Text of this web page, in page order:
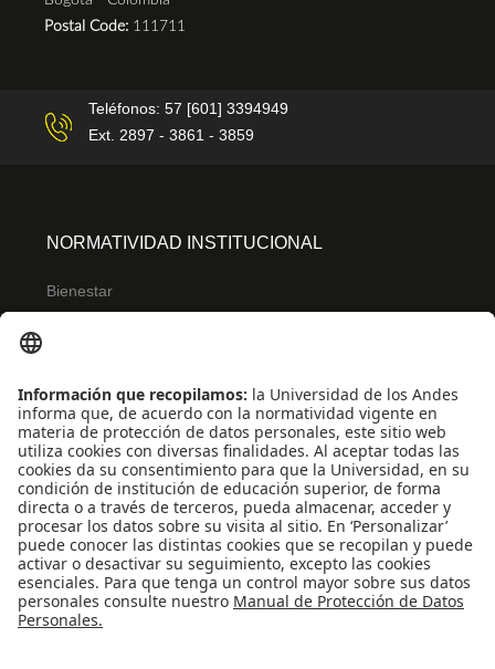
Postal Code: 111711
Teléfonos: 57 [601] 3394949
Ext. 2897 - 3861 - 3859
NORMATIVIDAD INSTITUCIONAL
Bienestar
Ley de transparencia
ENLACES RÁPIDOS
Centro de español
Conecta-TE
Convivencia y transparencia